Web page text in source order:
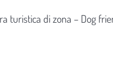
turistica di zona – Dog